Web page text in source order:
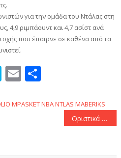
για την ομάδα του Ντάλας στη
4,9 ριμπάουντ και 4,7 ασίστ ανά
που έπαιρνε σε καθένα από τα
Skype
Email
MPASKETNBANTLAS MABERIKS
Οριστικά εκτός Ευρωπαϊκού Πρωταθλήματος τέθηκε ο Μίλτος Τεντόγλου